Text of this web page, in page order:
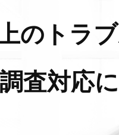
のトラ
査対応